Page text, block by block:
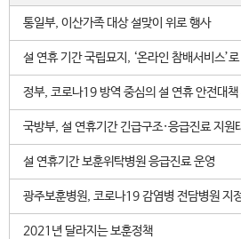
통일부, 이산가족 대상 설맞이 위로 행사
설 연휴 기간 국립묘지, ‘온라인 참배서비스’
정부, 코로나19 방역 중심의 설 연휴 안전대책
국방부, 설 연휴기간 긴급구조·응급진료 지원
설 연휴기간 보훈위탁병원 응급진료 운영
광주보훈병원, 코로나19 감염병 전담병원 지
2021년 달라지는 보훈정책